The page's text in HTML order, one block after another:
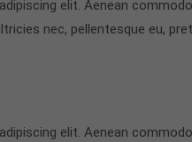
elit. Aenean
nec, pellentesque eu,
elit. Aenean